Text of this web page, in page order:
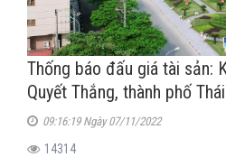
Thống báo đấu giá tài sản:
Quyết Thắng, thành phố
09:16:19 Ngày 07/11/2022
14314